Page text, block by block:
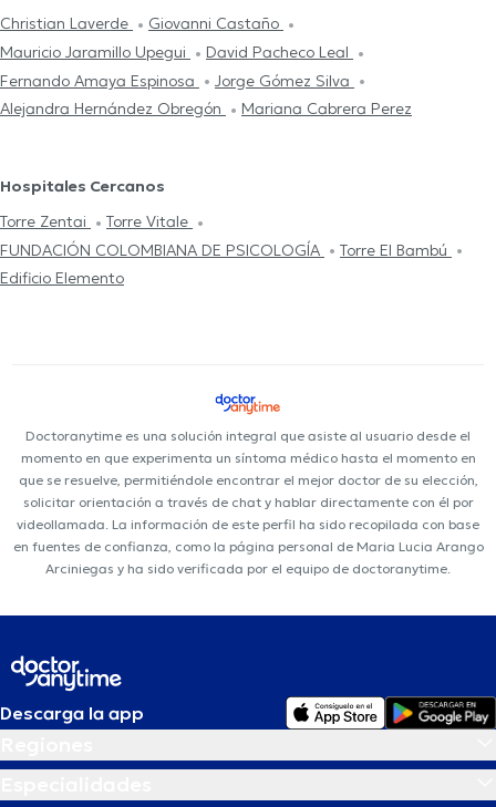
Christian Laverde
Giovanni Castaño
Mauricio Jaramillo Upegui
David Pacheco Leal
Fernando Amaya Espinosa
Jorge Gómez Silva
Alejandra Hernández Obregón
Mariana Cabrera Perez
Hospitales Cercanos
Torre Zentai
Torre Vitale
FUNDACIÓN COLOMBIANA DE PSICOLOGÍA
Torre El Bambú
Edificio Elemento
Doctoranytime es una solución integral que asiste al usuario desde el
momento en que experimenta un síntoma médico hasta el momento en
que se resuelve, permitiéndole encontrar el mejor doctor de su elección,
solicitar orientación a través de chat y hablar directamente con él por
videollamada. La información de este perfil ha sido recopilada con base
en fuentes de confianza, como la página personal de Maria Lucia Arango
Arciniegas y ha sido verificada por el equipo de doctoranytime.
Descarga la app